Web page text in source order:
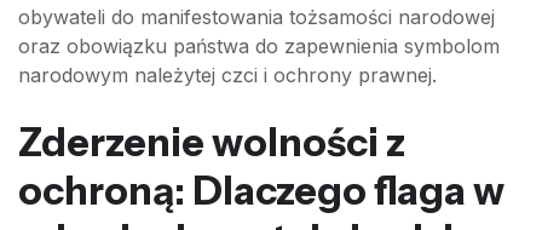
obywateli do manifestowania tożsamości narodowej
oraz obowiązku państwa do zapewnienia symbolom
narodowym należytej czci i ochrony prawnej.
Zderzenie wolności z
ochroną: Dlaczego flaga w